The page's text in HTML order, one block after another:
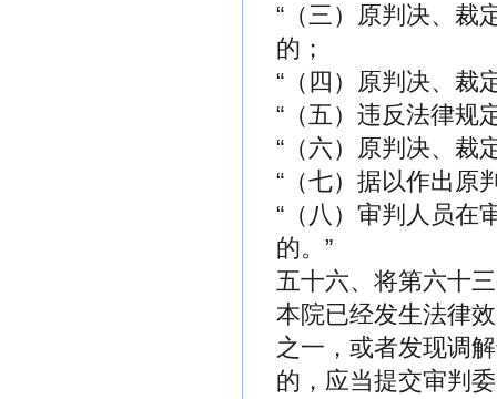
“（三）原判决、裁
的；
“（四）原判决、裁
“（五）违反法律规
“（六）原判决、裁
“（七）据以作出原
“（八）审判人员在
的。”
五十六、将第六十
本院已经发生法律
之一，或者发现调
的，应当提交审判